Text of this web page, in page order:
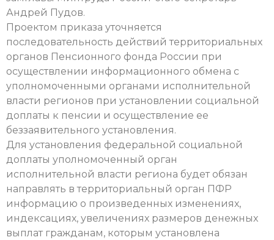
Андрей Пудов.
Проектом приказа уточняется
последовательность действий территориальных
органов Пенсионного фонда России при
осуществлении информационного обмена с
уполномоченными органами исполнительной
власти регионов при установлении социальной
доплаты к пенсии и осуществление ее
беззаявительного установления.
Для установления федеральной социальной
доплаты уполномоченный орган
исполнительной власти региона будет обязан
направлять в территориальный орган ПФР
информацию о произведенных изменениях,
индексациях, увеличениях размеров денежных
выплат гражданам, которым установлена